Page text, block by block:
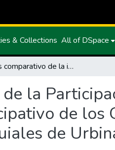
& Collections All of DSpace
Análisis comparativo de la incidencia de la Participación Ciudadana en la distribución del Presupuesto Participativo de los Gobiernos Autónomos Descentralizados Parroquiales de Urbina, Tufiño y Cristóbal Colón, Período 2015-2017
la
de los
de